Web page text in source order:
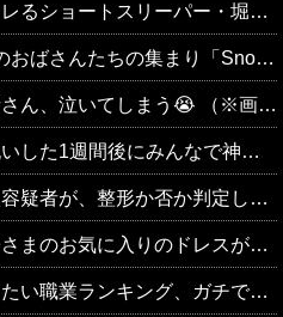
・堀大輔氏が怖いと話題にｗｗｗｗｗｗｗｗｗｗｗ
Snow Woman」、ライブ開催決定！！（※動画あり）
、泣いてしまう😭 （※画像あり）
後にみんなで神社行きます」←これ
判定して！！→画像がこちらw w w w w w w w w w
スがこちらです←コレは可愛過ぎるw w w w w w w w
職業ランキング、ガチで終わる